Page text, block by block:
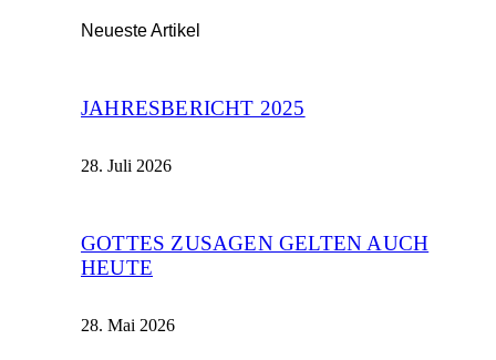
Neueste Artikel
JAHRESBERICHT 2025
28. Juli 2026
GOTTES ZUSAGEN GELTEN AUCH
HEUTE
28. Mai 2026